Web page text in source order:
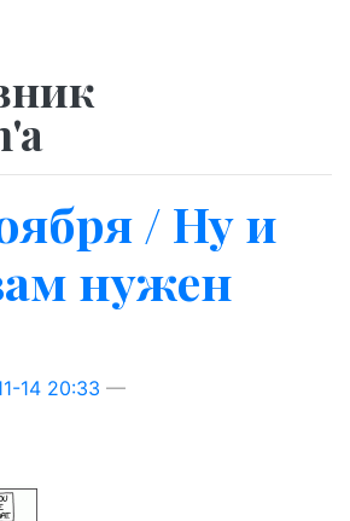
/ Ну и
нужен
14 20:33